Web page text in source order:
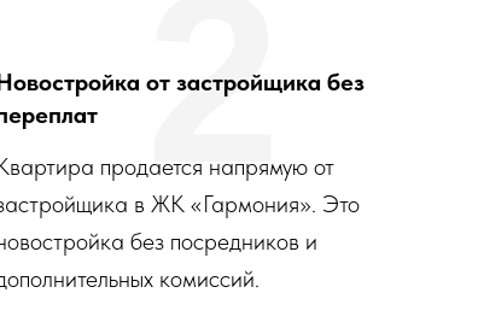
от застройщика без
продается напрямую от
в ЖК «Гармония». Это
без посредников и
комиссий.
2